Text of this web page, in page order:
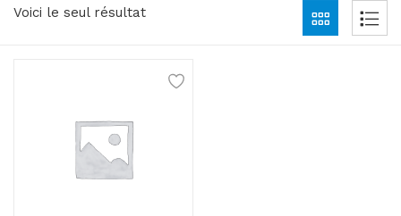
alimentaires)
Voici le seul résultat